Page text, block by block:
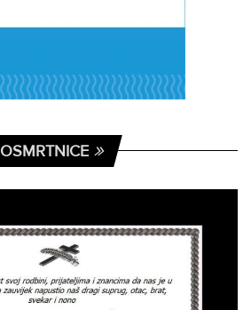
OSMRTNICE